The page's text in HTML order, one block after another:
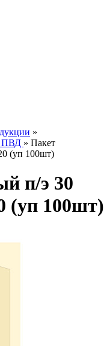
»
ПВД » Пакет
(уп 100шт)
п/э 30
(уп 100шт)